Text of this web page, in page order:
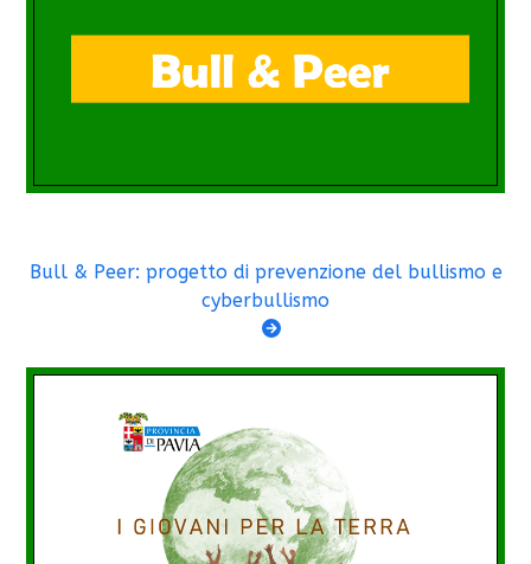
Bull & Peer: progetto di prevenzione del bullismo e
cyberbullismo